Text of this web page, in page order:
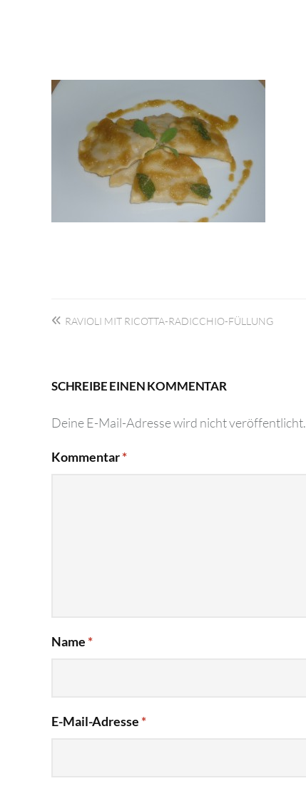
Beitragsnavigation
RAVIOLI MIT RICOTTA-RADICCHIO-FÜLLUNG
SCHREIBE EINEN KOMMENTAR
Deine E-Mail-Adresse wird nicht veröffentlicht.
Kommentar*
Name *
E-Mail-Adresse *